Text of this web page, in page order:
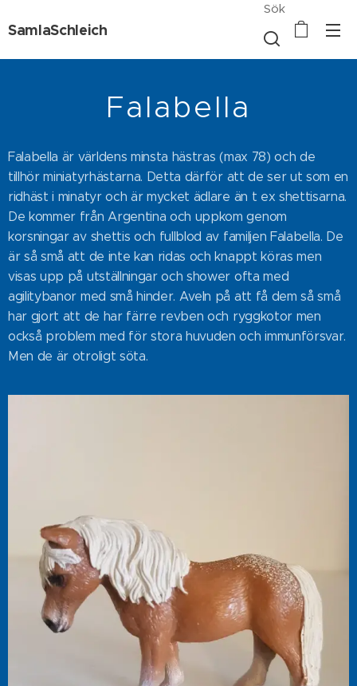
SamlaSchleich
Sök
Falabella
Falabella är världens minsta hästras (max 78) och de
tillhör miniatyrhästarna. Detta därför att de ser ut som en
ridhäst i minatyr och är mycket ädlare än t ex shettisarna.
De kommer från Argentina och uppkom genom
korsningar av shettis och fullblod av familjen Falabella. De
är så små att de inte kan ridas och knappt köras men
visas upp på utställningar och shower ofta med
agilitybanor med små hinder. Aveln på att få dem så små
har gjort att de har färre revben och ryggkotor men
också problem med för stora huvuden och immunförsvar.
Men de är otroligt söta.